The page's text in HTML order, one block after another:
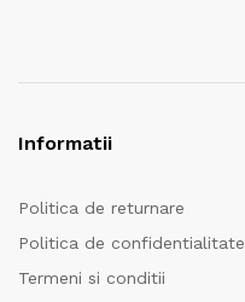
Informatii
Politica de returnare
Politica de confidentialitate
Termeni si conditii